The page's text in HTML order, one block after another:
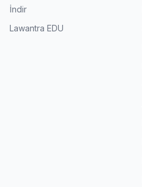
İndir
Lawantra EDU